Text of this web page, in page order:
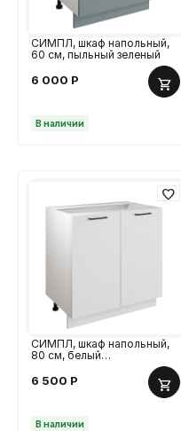
СИМПЛ, шкаф напольный,
60 см, пыльный зеленый
6 000 Р
В наличии
СИМПЛ, шкаф напольный,
80 см, белый
6 500 Р
В наличии